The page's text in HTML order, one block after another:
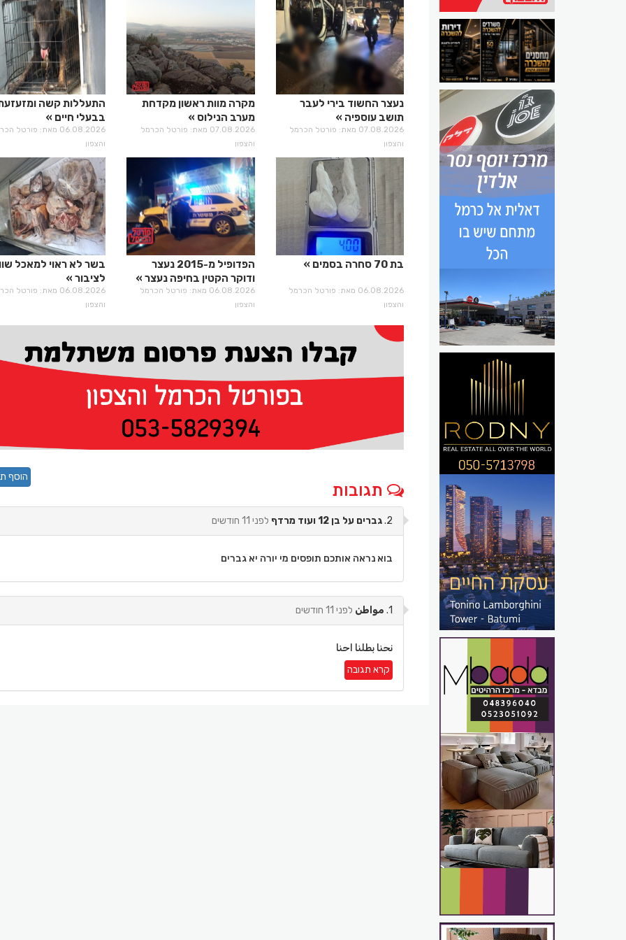
נעצר החשוד בירי לעבר
תושב עוספיה
07.08.2026 מאת: פורטל הכרמל
והצפון
מקרה מוות ראשון מקדחת
מערב הנילוס
07.08.2026 מאת: פורטל הכרמל
והצפון
התעללות קשה
בבעלי חיים
06.08.2026 מאת: פורטל
והצפון
בת 70 סחרה בסמים
06.08.2026 מאת: פורטל הכרמל
והצפון
הפדופיל מ-2015 נעצר
ודוקר הקטין בחיפה נעצר
06.08.2026 מאת: פורטל הכרמל
והצפון
בשר לא ראוי למאכל
לציבור
06.08.2026 מאת: פורטל
והצפון
תגובות
הוסף
2. גברים על בן 12 ועוד מרדף לפני 11 חודשים
בוא נראה אותכם תופסים מי יורה יא גברים
1. مواطن לפני 11 חודשים
نحنا بطلنا احنا
קרא תגובה